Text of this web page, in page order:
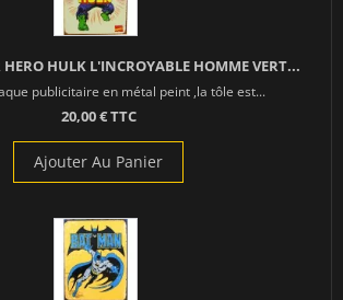
HERO HULK L'INCROYABLE HOMME VERT...
publicitaire en métal peint ,la tôle est...
20,00 € TTC
Ajouter Au Panier